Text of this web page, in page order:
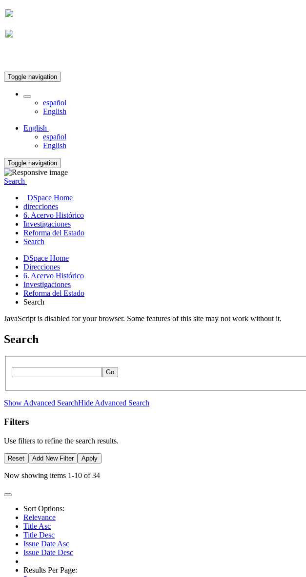
Toggle navigation
español
English
English
español
English
Toggle navigation
Search
DSpace Home
direcciones
6. Acervo Histórico
Investigaciones
Reforma del Estado
Search
DSpace Home
Direcciones
6. Acervo Histórico
Investigaciones
Reforma del Estado
Search
JavaScript is disabled for your browser. Some features of this site may not work without it.
Search
Go
Show Advanced SearchHide Advanced Search
Filters
Use filters to refine the search results.
Reset Add New Filter Apply
Now showing items 1-10 of 34
Sort Options:
Relevance
Title Asc
Title Desc
Issue Date Asc
Issue Date Desc
Results Per Page: